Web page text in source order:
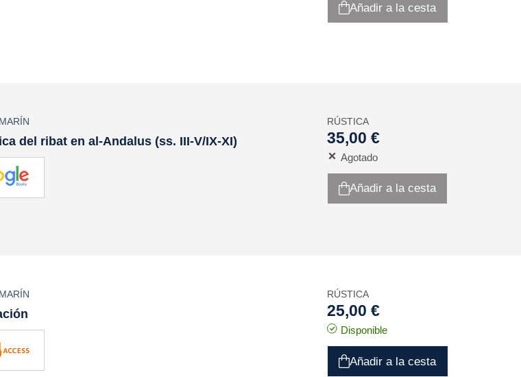
Añadir a la cesta
del ribat en al-Andalus (ss. III-V/IX-XI)
RÚSTICA
35,00 €
Agotado
Añadir a la cesta
RÚSTICA
25,00 €
Disponible
Añadir a la cesta